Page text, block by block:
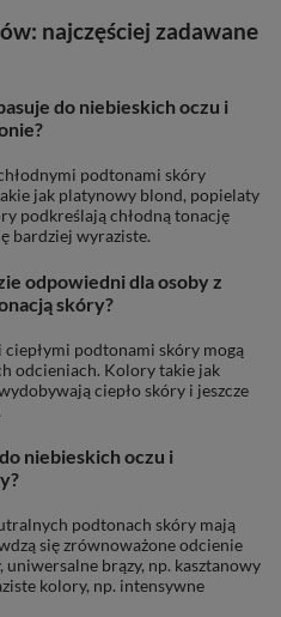
najczęściej zadawane
do niebieskich oczu i
podtonami skóry
jak platynowy blond, popielaty
podkreślają chłodną tonację
bardziej wyraziste.
odpowiedni dla osoby z
skóry?
ciepłymi podtonami skóry mogą
odcieniach. Kolory takie jak
ciepło skóry i jeszcze
niebieskich oczu i
podtonach skóry mają
się zrównoważone odcienie
brązy, np. kasztanowy
kolory, np. intensywne